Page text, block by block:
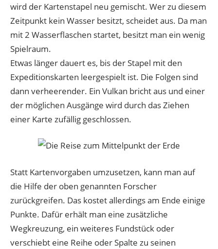
wird der Kartenstapel neu gemischt. Wer zu diesem
Zeitpunkt kein Wasser besitzt, scheidet aus. Da man
mit 2 Wasserflaschen startet, besitzt man ein wenig
Spielraum.
Etwas länger dauert es, bis der Stapel mit den
Expeditionskarten leergespielt ist. Die Folgen sind
dann verheerender. Ein Vulkan bricht aus und einer
der möglichen Ausgänge wird durch das Ziehen
einer Karte zufällig geschlossen.
Statt Kartenvorgaben umzusetzen, kann man auf
die Hilfe der oben genannten Forscher
zurückgreifen. Das kostet allerdings am Ende einige
Punkte. Dafür erhält man eine zusätzliche
Wegkreuzung, ein weiteres Fundstück oder
verschiebt eine Reihe oder Spalte zu seinen